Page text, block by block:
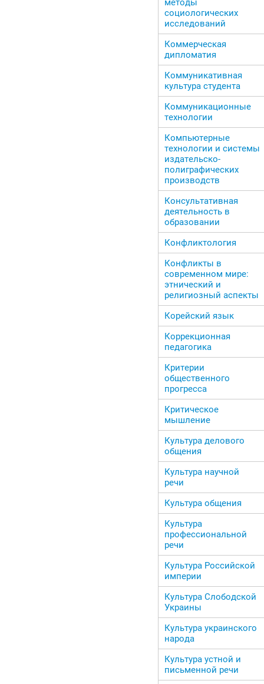
методы
социологических
исследований
Коммерческая
дипломатия
Коммуникативная
культура студента
Коммуникационные
технологии
Компьютерные
технологии и системы
издательско-
полиграфических
производств
Консультативная
деятельность в
образовании
Конфликтология
Конфликты в
современном мире:
этнический и
религиозный аспекты
Корейский язык
Коррекционная
педагогика
Критерии
общественного
прогресса
Критическое
мышление
Культура делового
общения
Культура научной
речи
Культура общения
Культура
профессиональной
речи
Культура Российской
империи
Культура Слободской
Украины
Культура украинского
народа
Культура устной и
письменной речи